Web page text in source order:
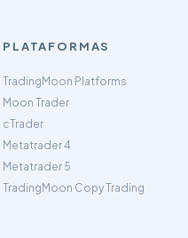
PLATAFORMAS
TradingMoon Platforms
Moon Trader
cTrader
Metatrader 4
Metatrader 5
TradingMoon Copy Trading